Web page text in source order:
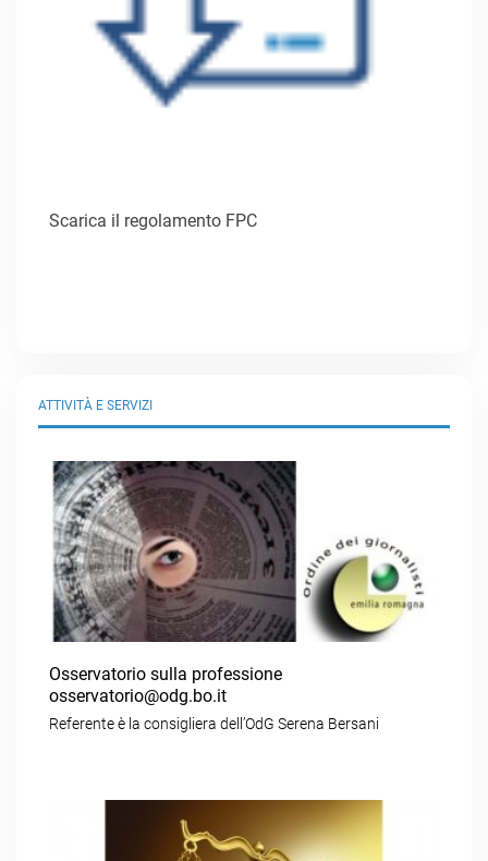
Scarica il regolamento FPC
ATTIVITÀ E SERVIZI
Osservatorio sulla professione
osservatorio@odg.bo.it
Referente è la consigliera dell’OdG Serena Bersani